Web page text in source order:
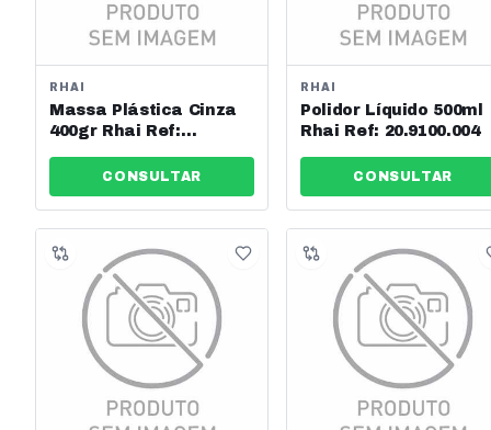
RHAI
Massa Plástica Cinza
400gr Rhai Ref:
CONSULTAR
RHAI
Polidor Líquido 500ml
Rhai Ref: 20.9100.004
CONSULTAR